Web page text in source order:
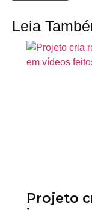
Leia
Projeto